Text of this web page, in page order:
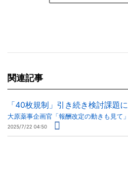
関連記事
「40枚規制」引き続き検討課題に
大原薬事企画官「報酬改定の動きも見て」
2025/7/22 04:50